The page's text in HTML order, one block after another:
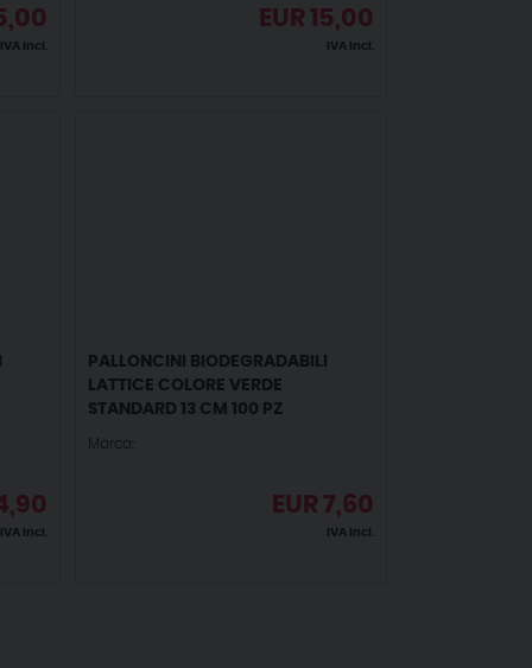
IVA incl.
EUR 15,00
IVA incl.
IVA incl.
PALLONCINI BIODEGRADABILI
LATTICE COLORE VERDE
STANDARD 13 CM 100 PZ
Marca:
EUR 7,60
IVA incl.